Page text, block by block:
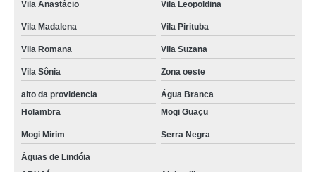
Vila Anastácio Vila Leopoldina
Vila Madalena Vila Pirituba
Vila Romana Vila Suzana
Vila Sônia Zona oeste
alto da providencia
Água Branca
Holambra
Mogi Guaçu
Mogi Mirim Serra Negra
Águas de Lindóia